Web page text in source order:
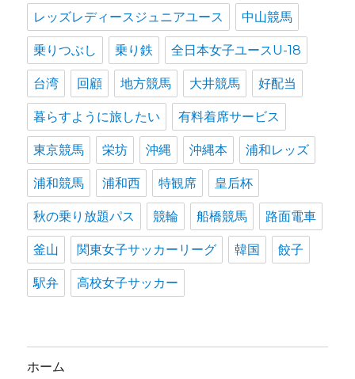
レッズレディースジュニアユース 中山競馬
乗りつぶし 乗り鉄 全日本女子ユースU-18
台湾 回顧 地方競馬 大井競馬 好配当
暮らすように旅したい 有料着席サービス
東京競馬 栄坊 沖縄 沖縄本 浦和レッズ
浦和競馬 浦和西 特観席 皇后杯
秋の乗り放題パス 競輪 船橋競馬 路面電車
釜山 関東女子サッカーリーグ 韓国 餃子
駅弁 高校女子サッカー
ホーム